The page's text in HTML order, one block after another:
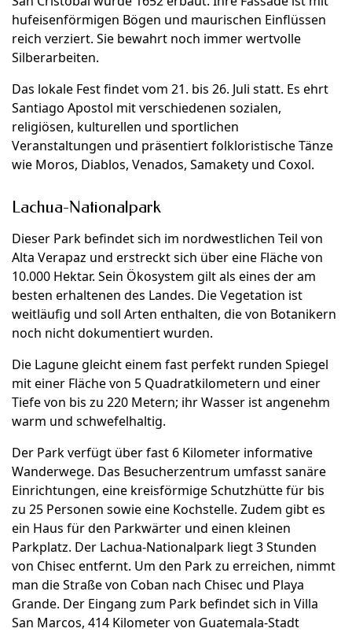
hufeisenförmigen Bögen und maurischen Einflüssen
reich verziert. Sie bewahrt noch immer wertvolle
Silberarbeiten.
Das lokale Fest findet vom 21. bis 26. Juli statt. Es ehrt
Santiago Apostol mit verschiedenen sozialen,
religiösen, kulturellen und sportlichen
Veranstaltungen und präsentiert folkloristische Tänze
wie Moros, Diablos, Venados, Samakety und Coxol.
Lachua-Nationalpark
Dieser Park befindet sich im nordwestlichen Teil von
Alta Verapaz und erstreckt sich über eine Fläche von
10.000 Hektar. Sein Ökosystem gilt als eines der am
besten erhaltenen des Landes. Die Vegetation ist
weitläufig und soll Arten enthalten, die von Botanikern
noch nicht dokumentiert wurden.
Die Lagune gleicht einem fast perfekt runden Spiegel
mit einer Fläche von 5 Quadratkilometern und einer
Tiefe von bis zu 220 Metern; ihr Wasser ist angenehm
warm und schwefelhaltig.
Der Park verfügt über fast 6 Kilometer informative
Wanderwege. Das Besucherzentrum umfasst sanäre
Einrichtungen, eine kreisförmige Schutzhütte für bis
zu 25 Personen sowie eine Kochstelle. Zudem gibt es
ein Haus für den Parkwärter und einen kleinen
Parkplatz. Der Lachua-Nationalpark liegt 3 Stunden
von Chisec entfernt. Um den Park zu erreichen, nimmt
man die Straße von Coban nach Chisec und Playa
Grande. Der Eingang zum Park befindet sich in Villa
San Marcos, 414 Kilometer von Guatemala-Stadt